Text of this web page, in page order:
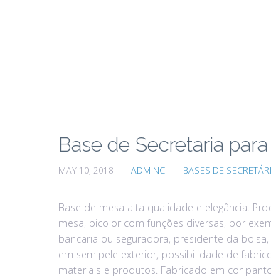
Base de Secretaria
MAY 10, 2018 ADMINC BASES DE
Base de mesa alta qualidade e elegância.
mesa, bicolor com funções diversas, por
bancaria ou seguradora, presidente da
em semipele exterior, possibilidade de
materiais e produtos. Fabricado em cor